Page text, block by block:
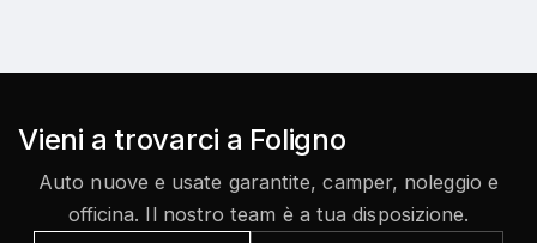
Vieni a trovarci a Foligno
Auto nuove e usate garantite, camper, noleggio e
officina. Il nostro team è a tua disposizione.